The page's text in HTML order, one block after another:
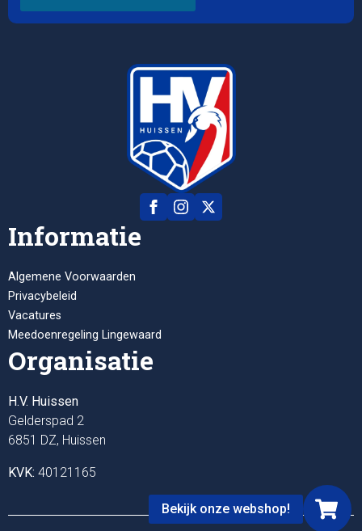
Bekijk onze webshop!
Informatie
Algemene Voorwaarden
Privacybeleid
Vacatures
Meedoenregeling Lingewaard
Organisatie
H.V. Huissen
Gelderspad 2
6851 DZ, Huissen
KVK: 40121165